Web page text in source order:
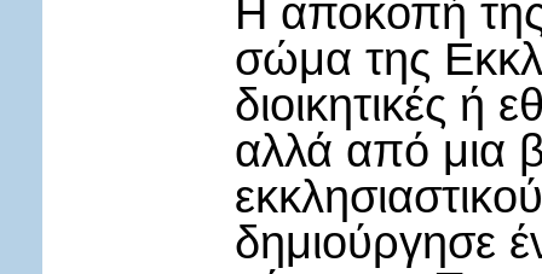
Η αποκοπή της
σώμα της
διοικητικές ή
αλλά από μια
δημιούργησε